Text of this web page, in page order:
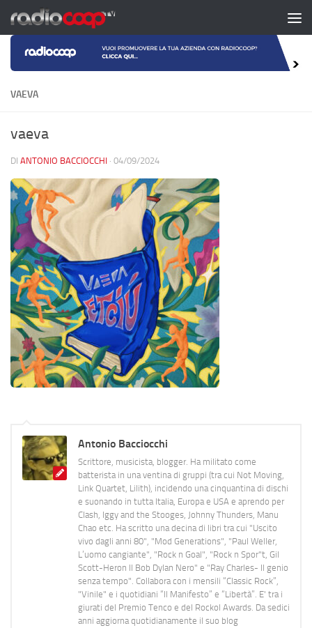
Salta al contenuto
VAEVA
vaeva
DI ANTONIO BACCIOCCHI · 04/09/2024
Antonio Bacciocchi
Scrittore, musicista, blogger. Ha militato come
batterista in una ventina di gruppi (tra cui Not Moving,
Link Quartet, Lilith), incidendo una cinquantina di dischi
e suonando in tutta Italia, Europa e USA e aprendo per
Clash, Iggy and the Stooges, Johnny Thunders, Manu
Chao etc. Ha scritto una decina di libri tra cui "Uscito
vivo dagli anni 80", "Mod Generations", "Paul Weller,
L’uomo cangiante", "Rock n Goal", "Rock n Spor"t, Gil
Scott-Heron Il Bob Dylan Nero" e "Ray Charles- Il genio
senza tempo". Collabora con i mensili “Classic Rock”,
"Vinile" e i quotidiani “Il Manifesto” e “Libertà”. E' tra i
giurati del Premio Tenco e del Rockol Awards. Da sedici
anni aggiorna quotidianamente il suo blog